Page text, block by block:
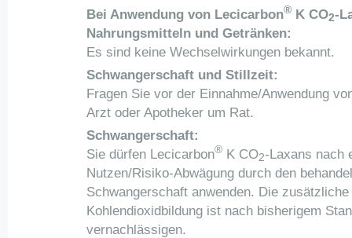
Bei Anwendung von Lecicarbon® K CO2-
Nahrungsmitteln und Getränken:
Es sind keine Wechselwirkungen bekannt.
Schwangerschaft und Stillzeit:
Fragen Sie vor der Einnahme/Anwendung
Arzt oder Apotheker um Rat.
Schwangerschaft:
Sie dürfen Lecicarbon® K CO2-Laxans nach
Nutzen/Risiko-Abwägung durch den
Schwangerschaft anwenden. Die
Kohlendioxidbildung ist nach bisherigem
vernachlässigen.